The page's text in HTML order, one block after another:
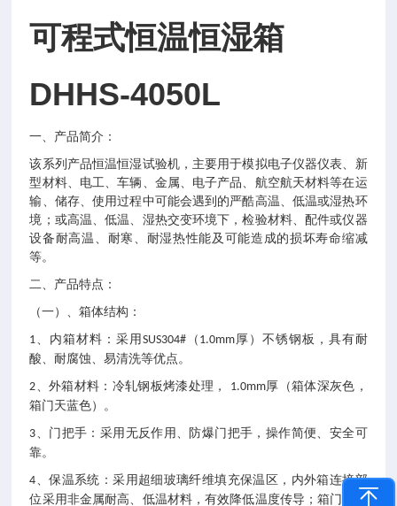
可程式恒温恒湿箱
DHHS-4050L
一、产品简介：
该系列产品恒温恒湿试验机，主要用于模拟电子仪器仪表、新
型材料、电工、车辆、金属、电子产品、航空航天材料等在运
输、储存、使用过程中可能会遇到的严酷高温、低温或湿热环
境；或高温、低温、湿热交变环境下，检验材料、配件或仪器
设备耐高温、耐寒、耐湿热性能及可能造成的损坏寿命缩减
等。
二、产品特点：
（一）、箱体结构：
1、内箱材料：采用 SUS304#（ 1.0mm厚）不锈钢板，具有耐
酸、耐腐蚀、易清洗等优点。
2、外箱材料：冷轧钢板烤漆处理， 1.0mm厚（箱体深灰色，
箱门天蓝色）。
3、门把手：采用无反作用、防爆门把手，操作简便、安全可
靠。
4、保温系统：采用超细玻璃纤维填充保温区，内外箱连接部
位采用非金属耐高、低温材料，有效降低温度传导；箱门密封